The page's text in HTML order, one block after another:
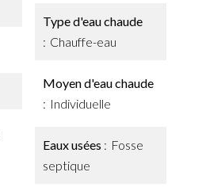
Type d'eau chaude
Chauffe-eau
Moyen d'eau chaude
Individuelle
Eaux usées
Fosse
septique